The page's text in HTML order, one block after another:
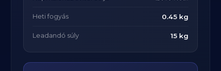
Heti fogyás 0.45 kg
Leadandó súly 15 kg